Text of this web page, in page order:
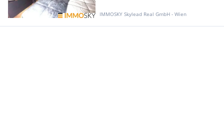
IMMOSKY Skylead Real GmbH - Wien